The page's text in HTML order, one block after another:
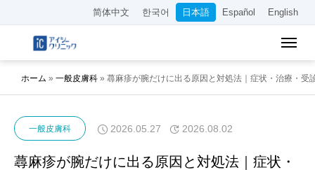
简体中文 한국어 日本語 Español English
ホーム » 一般皮膚科 » 蕁麻疹が腕だけに出る原因と対処法｜症状・治療・受
一般皮膚科 2026.05.27 2026.08.02
蕁麻疹が腕だけに出る原因と対処法｜症状・